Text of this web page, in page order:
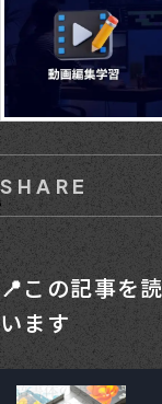
SHARE
📍この記事を
います